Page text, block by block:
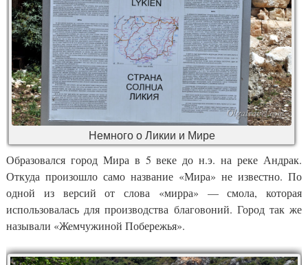
Немного о Ликии и Мире
Образовался город Мира в 5 веке до н.э. на реке Андрак.
Откуда произошло само название «Мира» не известно. По
одной из версий от слова «мирра» — смола, которая
использовалась для производства благовоний. Город так же
называли «Жемчужиной Побережья».